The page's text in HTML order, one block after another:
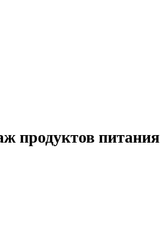
продуктов питания